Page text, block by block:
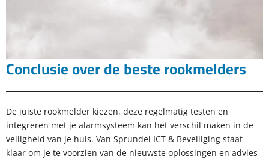
Conclusie over de beste rookmelders
De juiste rookmelder kiezen, deze regelmatig testen en
integreren met je alarmsysteem kan het verschil maken in de
veiligheid van je huis. Van Sprundel ICT & Beveiliging staat
klaar om je te voorzien van de nieuwste oplossingen en advies